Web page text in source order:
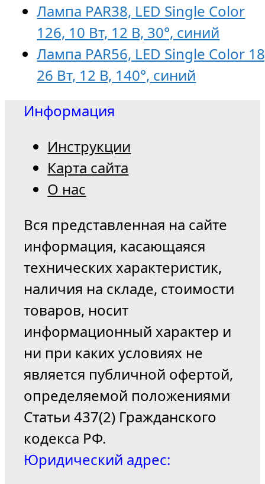
Лампа PAR38, LED Single Color
126, 10 Вт, 12 В, 30°, синий
Лампа PAR56, LED Single Color
26 Вт, 12 В, 140°, синий
Информация
Инструкции
Карта сайта
О нас
Вся представленная на сайте
информация, касающаяся
технических характеристик,
наличия на складе, стоимости
товаров, носит
информационный характер и
ни при каких условиях не
является публичной офертой,
определяемой положениями
Статьи 437(2) Гражданского
кодекса РФ.
Юридический адрес: